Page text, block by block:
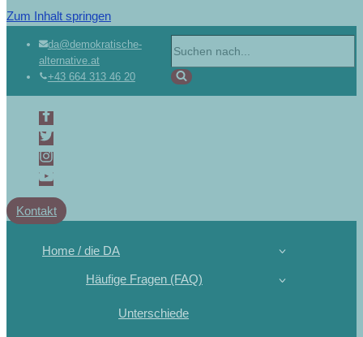
Zum Inhalt springen
da@demokratische-
alternative.at
+43 664 313 46 20
Kontakt
Home / die DA
Häufige Fragen (FAQ)
Unterschiede